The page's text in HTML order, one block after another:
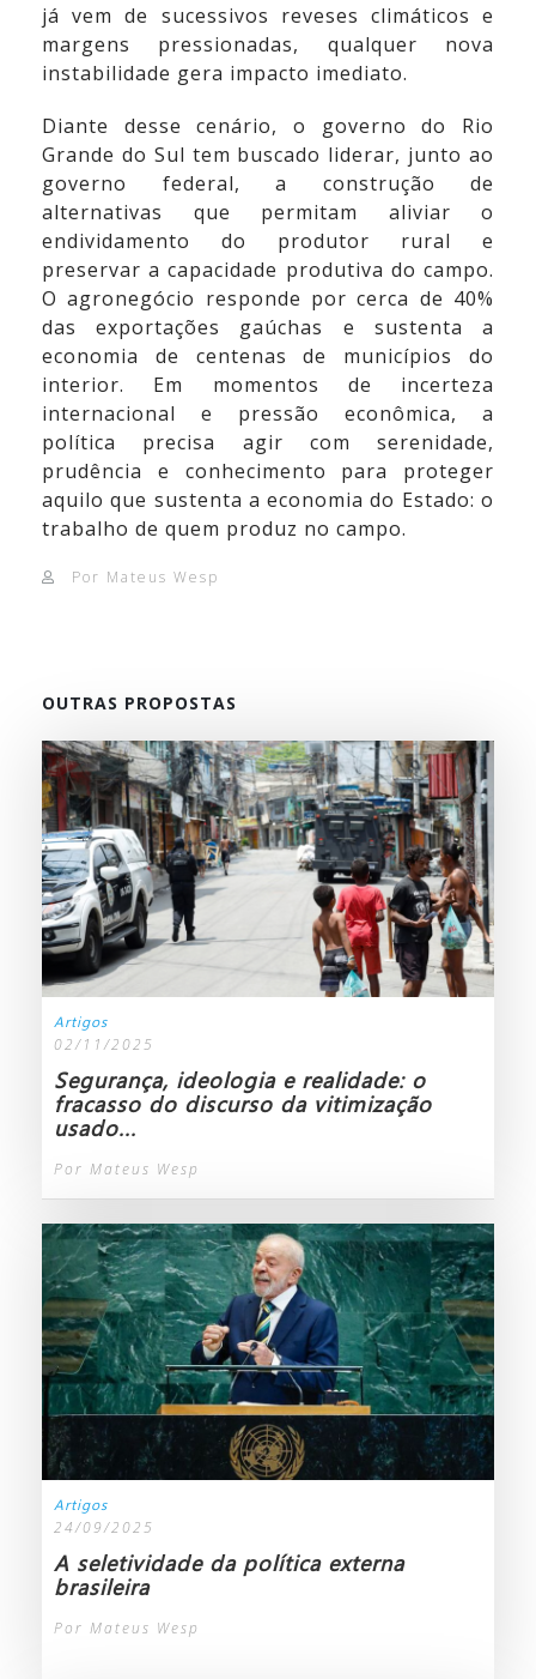
já vem de sucessivos reveses climáticos e
margens pressionadas, qualquer nova
instabilidade gera impacto imediato.
Diante desse cenário, o governo do Rio
Grande do Sul tem buscado liderar, junto ao
governo federal, a construção de
alternativas que permitam aliviar o
endividamento do produtor rural e
preservar a capacidade produtiva do campo.
O agronegócio responde por cerca de 40%
das exportações gaúchas e sustenta a
economia de centenas de municípios do
interior. Em momentos de incerteza
internacional e pressão econômica, a
política precisa agir com serenidade,
prudência e conhecimento para proteger
aquilo que sustenta a economia do Estado: o
trabalho de quem produz no campo.
Por Mateus Wesp
OUTRAS PROPOSTAS
Artigos
02/11/2025
Segurança, ideologia e realidade: o
fracasso do discurso da vitimização
usado...
Por Mateus Wesp
Artigos
24/09/2025
A seletividade da política externa
brasileira
Por Mateus Wesp